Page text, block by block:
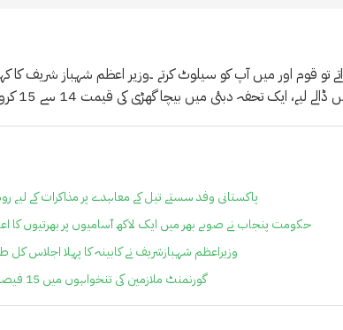
تو قوم اور میں آپ کو سیلوٹ کرتے ۔وزیر اعظم شہباز شریف کا
دبئی میں بیچا گھڑی کی قیمت 14 سے 15 کروڑ روپے کی تھی ۔
پاکستانی وفد سستے تیل کے معاہدے پر مذاکرات کے لیے
حکومت پنجاب نے صوبے بھر میں ایک لاکھ آسامیوں پر بھرتیوں کا
وزیراعظم شہبازشریف نے کابینہ کا پہلا اجلاس کل
گورنمنٹ ملازمین کی تنخواہوں میں 15 فیصد اضافہ